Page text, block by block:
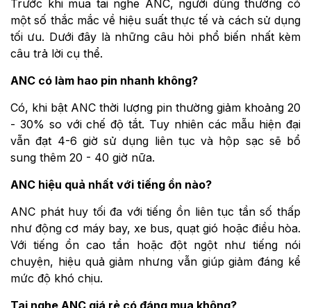
Trước khi mua tai nghe ANC, người dùng thường có
một số thắc mắc về hiệu suất thực tế và cách sử dụng
tối ưu. Dưới đây là những câu hỏi phổ biến nhất kèm
câu trả lời cụ thể.
ANC có làm hao pin nhanh không?
Có, khi bật ANC thời lượng pin thường giảm khoảng 20
- 30% so với chế độ tắt. Tuy nhiên các mẫu hiện đại
vẫn đạt 4-6 giờ sử dụng liên tục và hộp sạc sẽ bổ
sung thêm 20 - 40 giờ nữa.
ANC hiệu quả nhất với tiếng ồn nào?
ANC phát huy tối đa với tiếng ồn liên tục tần số thấp
như động cơ máy bay, xe bus, quạt gió hoặc điều hòa.
Với tiếng ồn cao tần hoặc đột ngột như tiếng nói
chuyện, hiệu quả giảm nhưng vẫn giúp giảm đáng kể
mức độ khó chịu.
Tai nghe ANC giá rẻ có đáng mua không?